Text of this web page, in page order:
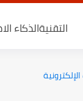
التقنيةالذكاء